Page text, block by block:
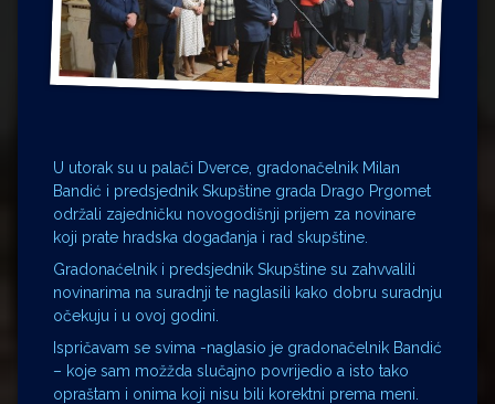
Željko Krznarić
Mario Lovreković
U utorak su u palači Dverce, gradonačelnik Milan
Bandić i predsjednik Skupštine grada Drago Prgomet
održali zajedničku novogodišnji prijem za novinare
koji prate hradska događanja i rad skupštine.
Gradonaćelnik i predsjednik Skupštine su zahvvalili
novinarima na suradnji te naglasili kako dobru suradnju
očekuju i u ovoj godini.
Ispričavam se svima -naglasio je gradonačelnik Bandić
– koje sam možžda slučajno povrijedio a isto tako
opraštam i onima koji nisu bili korektni prema meni.